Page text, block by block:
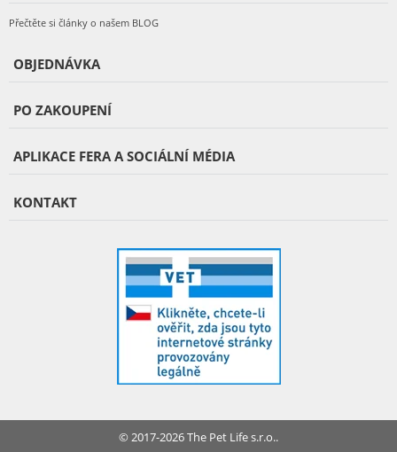
Přečtěte si články o našem BLOG
OBJEDNÁVKA
PO ZAKOUPENÍ
APLIKACE FERA A SOCIÁLNÍ MÉDIA
KONTAKT
© 2017-2026 The Pet Life s.r.o..